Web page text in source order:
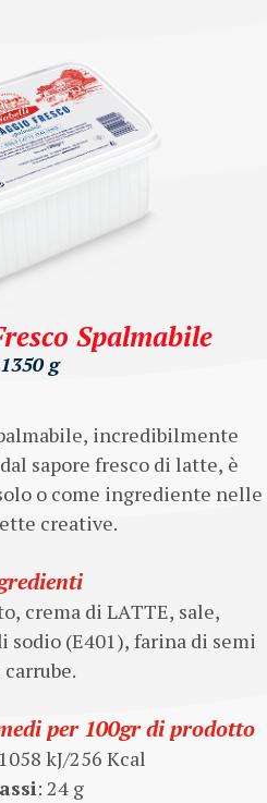
Spalmabile
1350 g
incredibilmente
sapore fresco di latte, è
o come ingrediente nelle
creative.
crema di LATTE, sale,
sodio (E401), farina di semi
carrube.
per 100gr di prodotto
kJ/256 Kcal
: 24 g